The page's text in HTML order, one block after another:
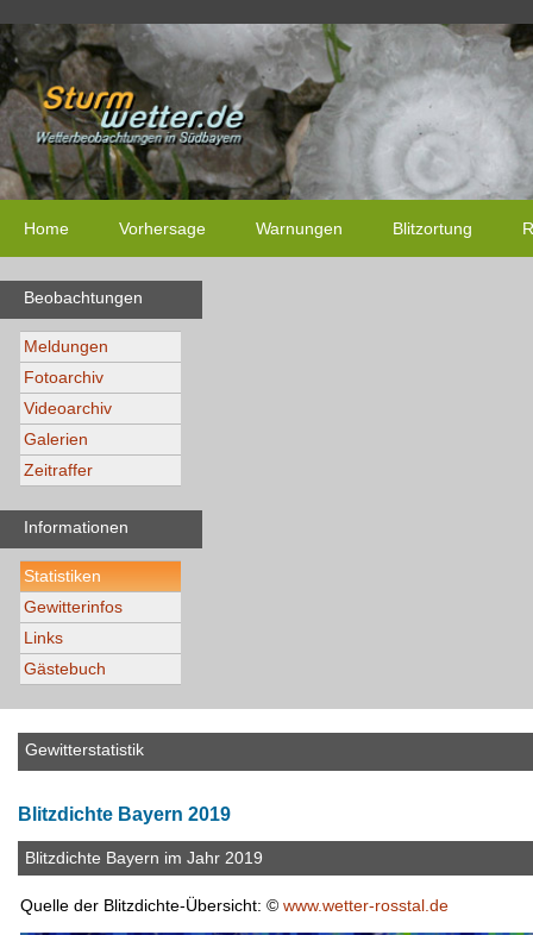
Home Vorhersage Warnungen Blitzortung
Beobachtungen
Meldungen
Fotoarchiv
Videoarchiv
Galerien
Zeitraffer
Informationen
Statistiken
Gewitterinfos
Links
Gästebuch
Gewitterstatistik
Blitzdichte Bayern 2019
Blitzdichte Bayern im Jahr 2019
Quelle der Blitzdichte-Übersicht: © www.wetter-rosstal.de